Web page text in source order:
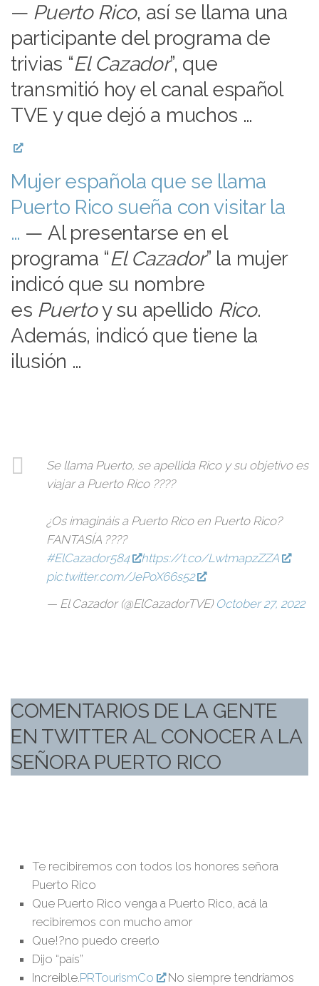
— Puerto Rico, así se llama una
participante del programa de
trivias “El Cazador”, que
transmitió hoy el canal español
TVE y que dejó a muchos …
Mujer española que se llama
Puerto Rico sueña con visitar la
… — Al presentarse en el
programa “El Cazador” la mujer
indicó que su nombre
es Puertoy su apellido Rico.
Además, indicó que tiene la
ilusión …
Se llama Puerto, se apellida Rico y su objetivo es
viajar a Puerto Rico ????
¿Os imagináis a Puerto Rico en Puerto Rico?
FANTASÍA ????
#ElCazador584
https://t.co/LwtmapzZZA
pic.twitter.com/JePoX66s52
— El Cazador (@ElCazadorTVE) October 27, 2022
COMENTARIOS DE LA GENTE
EN TWITTER AL CONOCER A LA
SEÑORA PUERTO RICO
Te recibiremos con todos los honores señora
Puerto Rico
Que Puerto Rico venga a Puerto Rico, acá la
recibiremos con mucho amor
Que!?no puedo creerlo
Dijo “país”
Increible.PRTourismCo
No siempre tendríamos